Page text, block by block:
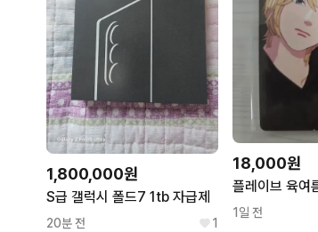
1,800,000원
S급 갤럭시 폴드7 1tb 자급제
20분 전 1
18,000원
1일 전